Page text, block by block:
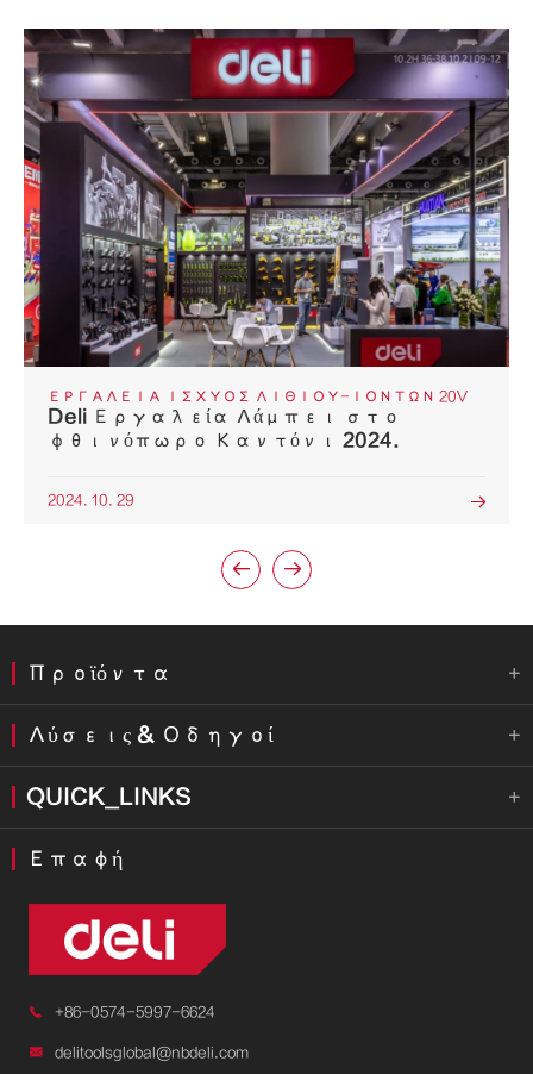
ΕΡΓΑΛΕΊΑ ΙΣΧΎΟΣ ΛΙΘΊΟΥ-ΙΌΝΤΩΝ 20V
Deli Εργαλεία Λάμπει στο
φθινόπωρο Καντόνι 2024.
2024. 10. 29 
 
Προϊόντα 
Λύσεις & Οδηγοί 
QUICK_LINKS 
Επαφή
 +86-0574-5997-6624
 delitoolsglobal@nbdeli.com